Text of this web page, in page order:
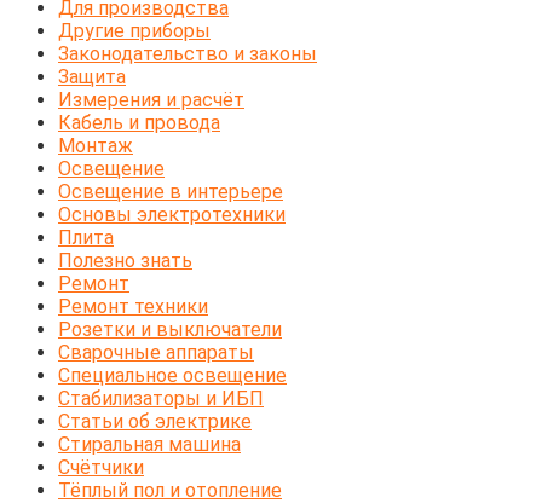
Для производства
Другие приборы
Законодательство и законы
Защита
Измерения и расчёт
Кабель и провода
Монтаж
Освещение
Освещение в интерьере
Основы электротехники
Плита
Полезно знать
Ремонт
Ремонт техники
Розетки и выключатели
Сварочные аппараты
Специальное освещение
Стабилизаторы и ИБП
Статьи об электрике
Стиральная машина
Счётчики
Тёплый пол и отопление